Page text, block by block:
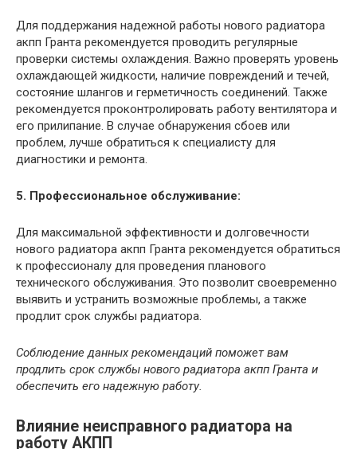
Для поддержания надежной работы нового радиатора
акпп Гранта рекомендуется проводить регулярные
проверки системы охлаждения. Важно проверять уровень
охлаждающей жидкости, наличие повреждений и течей,
состояние шлангов и герметичность соединений. Также
рекомендуется проконтролировать работу вентилятора и
его прилипание. В случае обнаружения сбоев или
проблем, лучше обратиться к специалисту для
диагностики и ремонта.
5. Профессиональное обслуживание:
Для максимальной эффективности и долговечности
нового радиатора акпп Гранта рекомендуется обратиться
к профессионалу для проведения планового
технического обслуживания. Это позволит своевременно
выявить и устранить возможные проблемы, а также
продлит срок службы радиатора.
Соблюдение данных рекомендаций поможет вам
продлить срок службы нового радиатора акпп Гранта и
обеспечить его надежную работу.
Влияние неисправного радиатора на
работу АКПП